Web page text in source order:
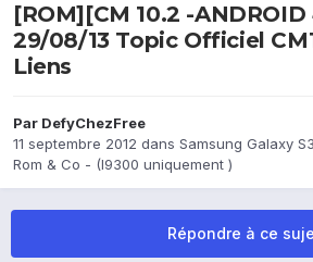
[ROM][CM 10.2 -
29/08/13 Topic Officiel
Liens
Par DefyChezFree
11 septembre 2012 dans Samsung Galaxy
Rom & Co - (I9300 uniquement )
Répondre à ce